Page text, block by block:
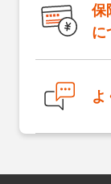
保
に
よ